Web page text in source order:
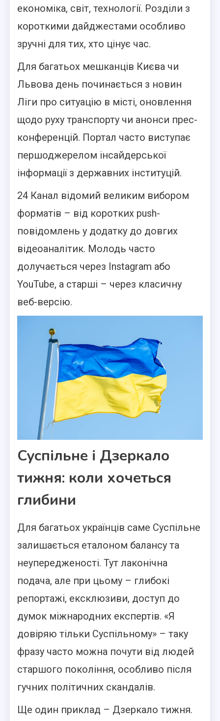
економіка, світ, технології. Розділи з
короткими дайджестами особливо
зручні для тих, хто цінує час.
Для багатьох мешканців Києва чи
Львова день починається з новин
Ліги про ситуацію в місті, оновлення
щодо руху транспорту чи анонси прес-
конференцій. Портал часто виступає
першоджерелом інсайдерської
інформації з державних інституцій.
24 Канал відомий великим вибором
форматів – від коротких push-
повідомлень у додатку до довгих
відеоаналітик. Молодь часто
долучається через Instagram або
YouTube, а старші – через класичну
веб-версію.
Суспільне і Дзеркало
тижня: коли хочеться
глибини
Для багатьох українців саме Суспільне
залишається еталоном балансу та
неупередженості. Тут лаконічна
подача, але при цьому – глибокі
репортажі, ексклюзиви, доступ до
думок міжнародних експертів. «Я
довіряю тільки Суспільному» – таку
фразу часто можна почути від людей
старшого покоління, особливо після
гучних політичних скандалів.
Ще один приклад – Дзеркало тижня.